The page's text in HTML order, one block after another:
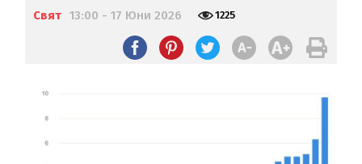
Свят 13:00 - 17 Юни 2026 1225